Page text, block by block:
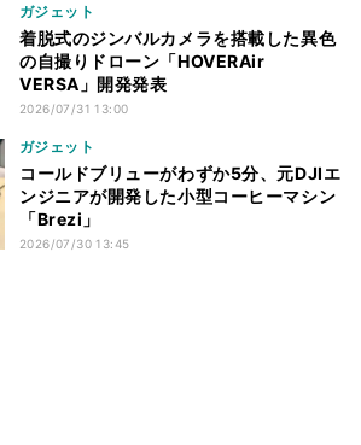
ガジェット
着脱式のジンバルカメラを搭載した異色
の自撮りドローン「HOVERAir
VERSA」開発発表
2026/07/31 13:00
ガジェット
コールドブリューがわずか5分、元DJIエ
ンジニアが開発した小型コーヒーマシン
「Brezi」
2026/07/30 13:45